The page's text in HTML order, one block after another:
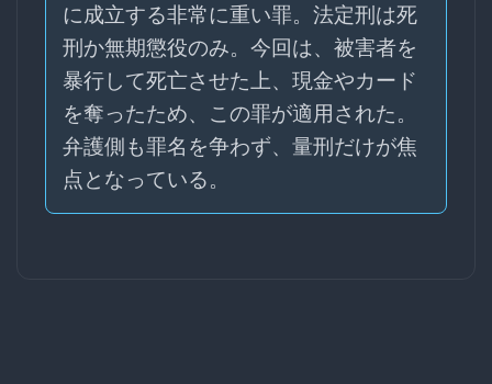
に成立する非常に重い罪。法定刑は死
刑か無期懲役のみ。今回は、被害者を
暴行して死亡させた上、現金やカード
を奪ったため、この罪が適用された。
弁護側も罪名を争わず、量刑だけが焦
点となっている。